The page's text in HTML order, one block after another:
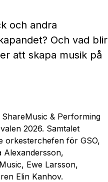
och andra
Och vad blir
att skapa musik på
& Performing
2026. Samtalet
orkesterchefen för GSO,
Alexandersson,
Ewe Larsson,
Elin Kanhov.